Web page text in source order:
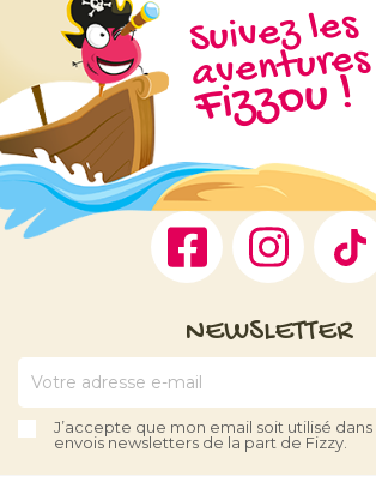
Facebook
Suivez les
ou !
NEWSLETTER
J’accepte que mon email soit utilisé
envois newsletters de la part de Fizzy.